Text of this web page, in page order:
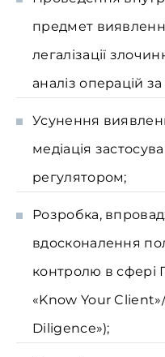
предмет
легалізації
аналіз операцій
Усунення
медіація
регулятором;
Розробка,
вдосконалення
контролю в
«Know Your
Diligence»);